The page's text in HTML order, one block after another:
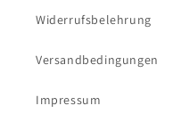
Widerrufsbelehrung
Versandbedingungen
Impressum